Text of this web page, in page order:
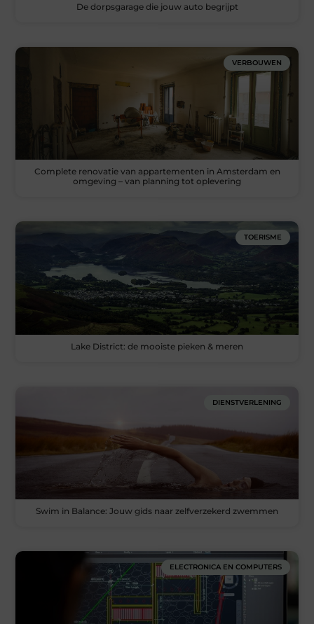
De dorpsgarage die jouw auto begrijpt
VERBOUWEN
Complete renovatie van appartementen in Amsterdam en
omgeving – van planning tot oplevering
TOERISME
Lake District: de mooiste pieken & meren
DIENSTVERLENING
Swim in Balance: Jouw gids naar zelfverzekerd zwemmen
ELECTRONICA EN COMPUTERS